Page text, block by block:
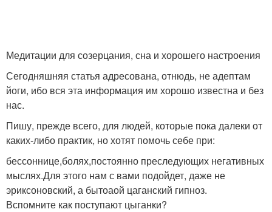
Медитации для созерцания, сна и хорошего настроения
Сегодняшняя статья адресована, отнюдь, не адептам
йоги, ибо вся эта информация им хорошо известна и без
нас.
Пишу, прежде всего, для людей, которые пока далеки от
каких-либо практик, но хотят помочь себе при:
бессоннице,болях,постоянно преследующих негативных
мыслях.Для этого нам с вами подойдет, даже не
эриксоновский, а бытоаой цаганский гипноз.
Вспомните как поступают цыганки?